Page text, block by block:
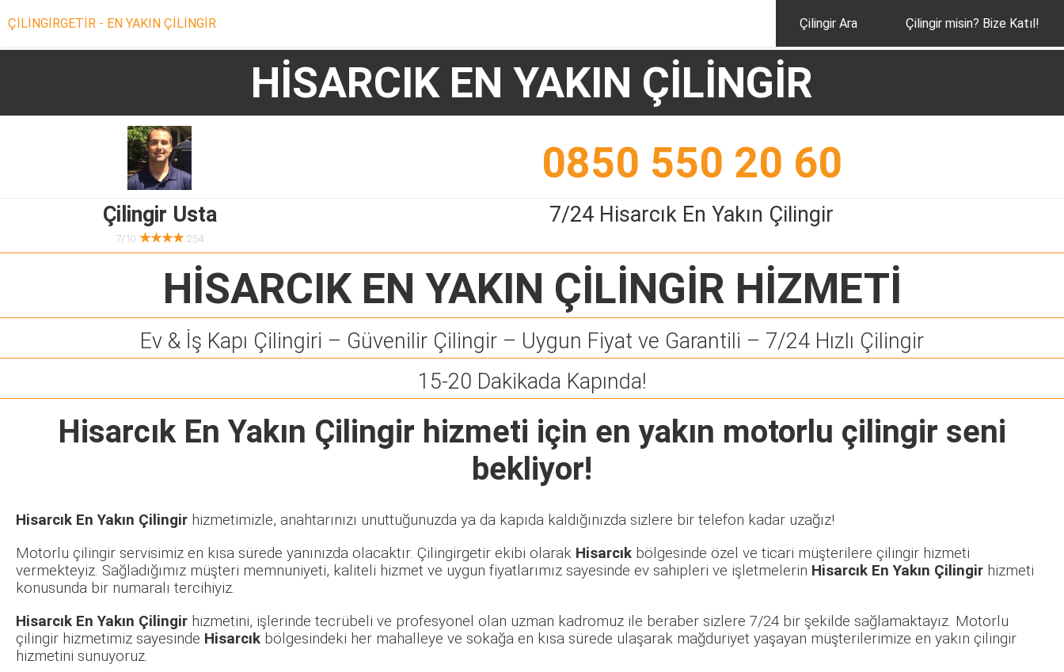
ÇİLİNGİRGETİR - EN YAKIN ÇİLİNGİR Çilingir Ara Çilingir misin? Bize Katıl!
HİSARCIK EN YAKIN ÇİLİNGİR
0850 550 20 60
Çilingir Usta
7/10 ★★★★254
7/24 Hisarcık En Yakın Çilingir
HİSARCIK EN YAKIN ÇİLİNGİR HİZMETİ
Ev & İş Kapı Çilingiri – Güvenilir Çilingir – Uygun Fiyat ve Garantili – 7/24 Hızlı Çilingir
15-20 Dakikada Kapında!
Hisarcık En Yakın Çilingir hizmeti için en yakın motorlu çilingir seni
bekliyor!
Hisarcık En Yakın Çilingir hizmetimizle, anahtarınızı unuttuğunuzda ya da kapıda kaldığınızda sizlere bir telefon kadar uzağız!
Motorlu çilingir servisimiz en kısa sürede yanınızda olacaktır. Çilingirgetir ekibi olarak Hisarcık bölgesinde özel ve ticari müşterilere çilingir hizmeti
vermekteyiz. Sağladığımız müşteri memnuniyeti, kaliteli hizmet ve uygun fiyatlarımız sayesinde ev sahipleri ve işletmelerin Hisarcık En Yakın Çilingir hizmeti
konusunda bir numaralı tercihiyiz.
Hisarcık En Yakın Çilingir hizmetini, işlerinde tecrübeli ve profesyonel olan uzman kadromuz ile beraber sizlere 7/24 bir şekilde sağlamaktayız. Motorlu
çilingir hizmetimiz sayesinde Hisarcık bölgesindeki her mahalleye ve sokağa en kısa sürede ulaşarak mağduriyet yaşayan müşterilerimize en yakın çilingir
hizmetini sunuyoruz.